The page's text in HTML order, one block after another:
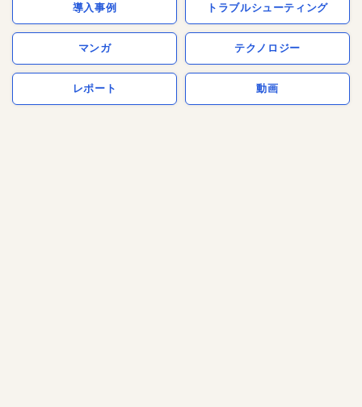
導入事例 トラブルシューティング
マンガ テクノロジー
レポート 動画